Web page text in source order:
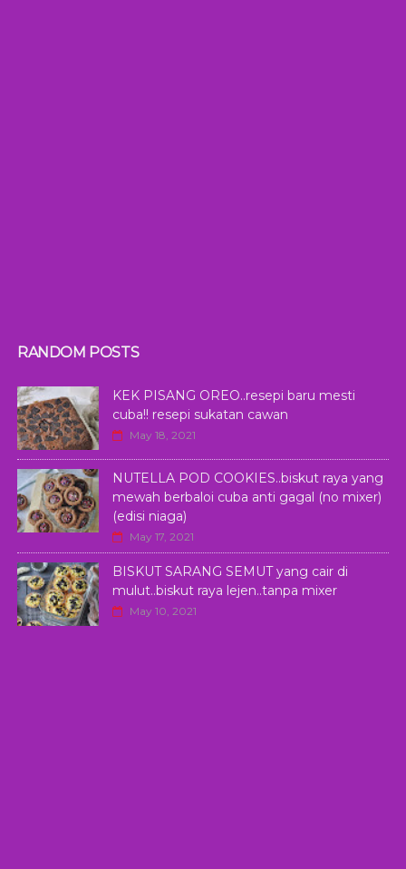
RANDOM POSTS
KEK PISANG OREO..resepi baru mesti
cuba!! resepi sukatan cawan
May 18, 2021
NUTELLA POD COOKIES..biskut raya yang
mewah berbaloi cuba anti gagal (no mixer)
(edisi niaga)
May 17, 2021
BISKUT SARANG SEMUT yang cair di
mulut..biskut raya lejen..tanpa mixer
May 10, 2021